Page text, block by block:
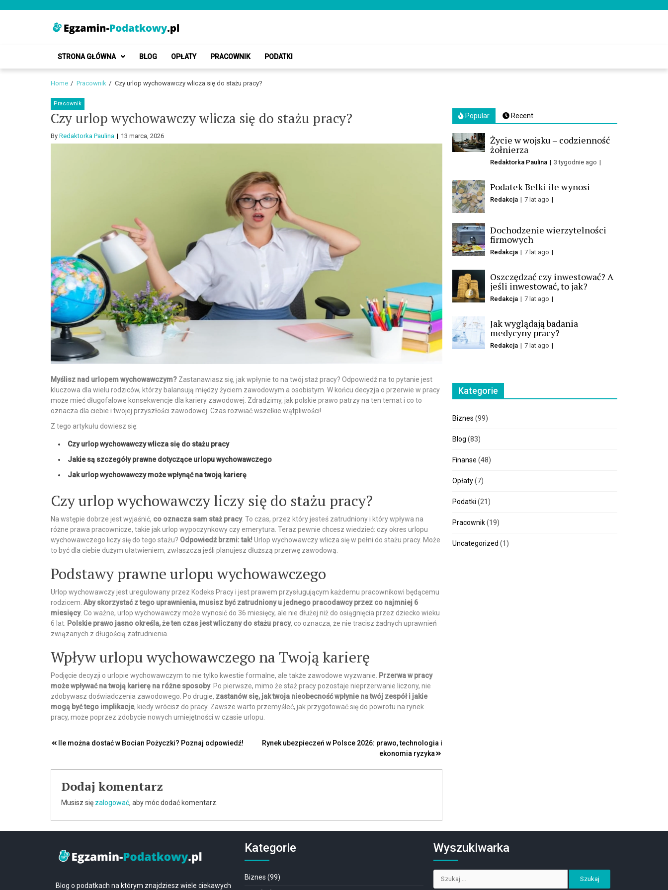
Egzamin-Podatkowy.pl
STRONA GŁÓWNA BLOG OPŁATY PRACOWNIK PODATKI
Home Pracownik Czy urlop wychowawczy wlicza się do stażu pracy?
Pracownik
Czy urlop wychowawczy wlicza się do stażu pracy?
By Redaktorka Paulina 13 marca, 2026
Myślisz nad urlopem wychowawczym? Zastanawiasz się, jak wpłynie to na twój staż pracy? Odpowiedź na to pytanie jest
kluczowa dla wielu rodziców, którzy balansują między życiem zawodowym a osobistym. W końcu decyzja o przerwie w pracy
może mieć długofalowe konsekwencje dla kariery zawodowej. Zdradzimy, jak polskie prawo patrzy na ten temat i co to
oznacza dla ciebie i twojej przyszłości zawodowej. Czas rozwiać wszelkie wątpliwości!
Z tego artykułu dowiesz się:
Czy urlop wychowawczy wlicza się do stażu pracy
Jakie są szczegóły prawne dotyczące urlopu wychowawczego
Jak urlop wychowawczy może wpłynąć na twoją karierę
Czy urlop wychowawczy liczy się do stażu pracy?
Na wstępie dobrze jest wyjaśnić, co oznacza sam staż pracy. To czas, przez który jesteś zatrudniony i który wpływa na
różne prawa pracownicze, takie jak urlop wypoczynkowy czy emerytura. Teraz pewnie chcesz wiedzieć: czy okres urlopu
wychowawczego liczy się do tego stażu? Odpowiedź brzmi: tak!Urlop wychowawczy wlicza się w pełni do stażu pracy. Może
to być dla ciebie dużym ułatwieniem, zwłaszcza jeśli planujesz dłuższą przerwę zawodową.
Podstawy prawne urlopu wychowawczego
Urlop wychowawczy jest uregulowany przez Kodeks Pracy i jest prawem przysługującym każdemu pracownikowi będącemu
rodzicem. Aby skorzystać z tego uprawnienia, musisz być zatrudniony u jednego pracodawcy przez co najmniej 6
miesięcy. Co ważne, urlop wychowawczy może wynosić do 36 miesięcy, ale nie dłużej niż do osiągnięcia przez dziecko wieku
6 lat. Polskie prawo jasno określa, że ten czas jest wliczany do stażu pracy, co oznacza, że nie tracisz żadnych uprawnień
związanych z długością zatrudnienia.
Wpływ urlopu wychowawczego na Twoją karierę
Podjęcie decyzji o urlopie wychowawczym to nie tylko kwestie formalne, ale także zawodowe wyzwanie. Przerwa w pracy
może wpływać na twoją karierę na różne sposoby. Po pierwsze, mimo że staż pracy pozostaje nieprzerwanie liczony, nie
zdobywasz doświadczenia zawodowego. Po drugie, zastanów się, jak twoja nieobecność wpłynie na twój zespół i jakie
mogą być tego implikacje, kiedy wrócisz do pracy. Zawsze warto przemyśleć, jak przygotować się do powrotu na rynek
pracy, może poprzez zdobycie nowych umiejętności w czasie urlopu.
Nawigacja
Ile można dostać w Bocian Pożyczki? Poznaj odpowiedź!
Rynek ubezpieczeń w Polsce 2026: prawo, technologia i
ekonomia ryzyka
Dodaj komentarz
Musisz się zalogować, aby móc dodać komentarz.
Popular Recent
Życie w wojsku – codzienność
żołnierza
Redaktorka Paulina 3 tygodnie ago
Podatek Belki ile wynosi
Redakcja 7 lat ago
Dochodzenie wierzytelności
firmowych
Redakcja 7 lat ago
Oszczędzać czy inwestować? A
jeśli inwestować, to jak?
Redakcja 7 lat ago
Jak wyglądają badania
medycyny pracy?
Redakcja 7 lat ago
Kategorie
Biznes (99)
Blog (83)
Finanse (48)
Opłaty(7)
Podatki (21)
Pracownik(19)
Uncategorized (1)
Blog o podatkach na którym znajdziesz wiele ciekawych
Kategorie
Biznes (99)
Wyszukiwarka